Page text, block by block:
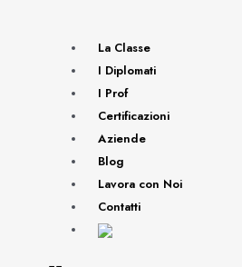
La Classe
I Diplomati
I Prof
Certificazioni
Aziende
Blog
Lavora con Noi
Contatti